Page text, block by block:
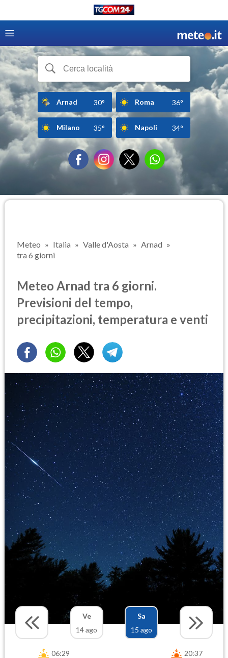
Arnad 30° Roma 36°
Milano 35° Napoli 34°
Meteo Italia Valle d'Aosta
Arnad
tra 6 giorni
Meteo Arnad tra 6 giorni.
Previsioni del tempo,
precipitazioni, temperatura e venti
Ve
14 ago
Sa
15 ago
06:29 20:37